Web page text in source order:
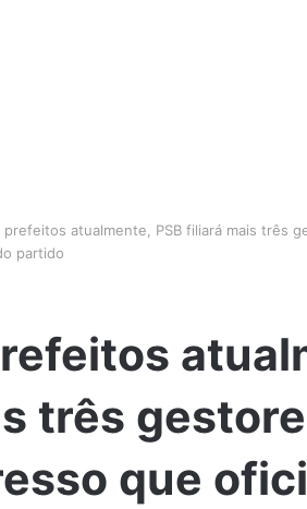
prefeitos atualmente, PSB filiará mais três
partido
três
que